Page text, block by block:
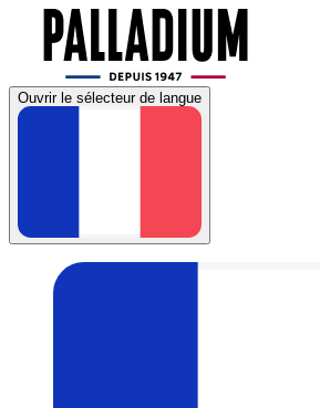
Ouvrir le sélecteur de langue